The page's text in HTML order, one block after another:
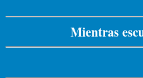
Mientras